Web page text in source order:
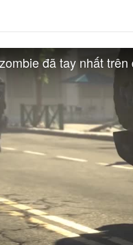
đã tay nhất trên